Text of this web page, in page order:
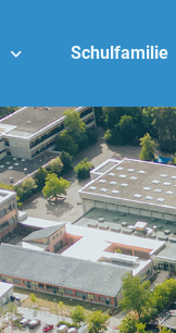
Schulfamilie